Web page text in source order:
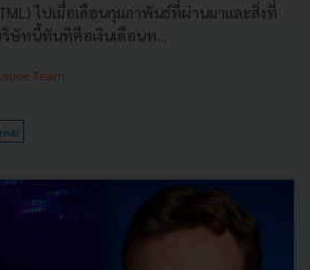
ไปเมื่อเดือนกุมภาพันธ์ที่ผ่านมาและสิ่งที่
ทนี้ทันทีคือเงินเดือนท...
Team